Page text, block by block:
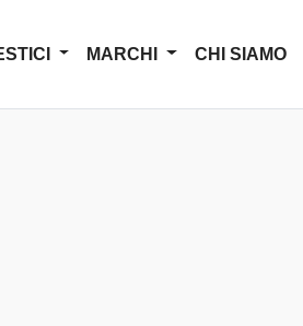
MARCHI CHI SIAMO